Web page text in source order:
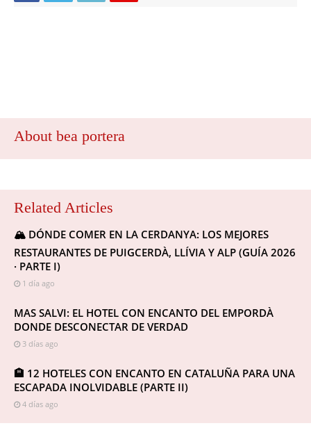
About bea portera
Related Articles
🏔️ DÓNDE COMER EN LA CERDANYA: LOS MEJORES
RESTAURANTES DE PUIGCERDÀ, LLÍVIA Y ALP (GUÍA 2026
· PARTE I)
1 día ago
MAS SALVI: EL HOTEL CON ENCANTO DEL EMPORDÀ
DONDE DESCONECTAR DE VERDAD
3 días ago
🏨 12 HOTELES CON ENCANTO EN CATALUÑA PARA UNA
ESCAPADA INOLVIDABLE (PARTE II)
4 días ago